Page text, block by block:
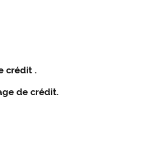
crédit .
de crédit.